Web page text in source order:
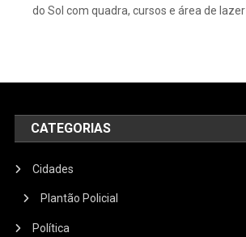
do Sol com quadra, cursos e área de lazer
CATEGORIAS
Cidades
Plantão Policial
Política